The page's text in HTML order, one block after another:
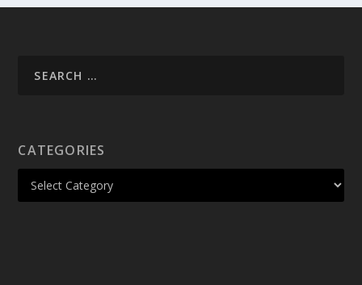
CATEGORIES